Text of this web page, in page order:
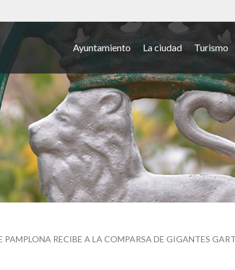
Ayuntamiento La ciudad Turismo